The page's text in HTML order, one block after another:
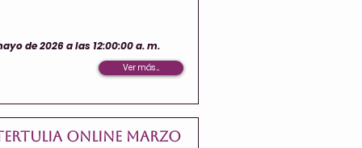
de 2026 a las 12:00:00 a. m.
Ver más ...
Online Marzo